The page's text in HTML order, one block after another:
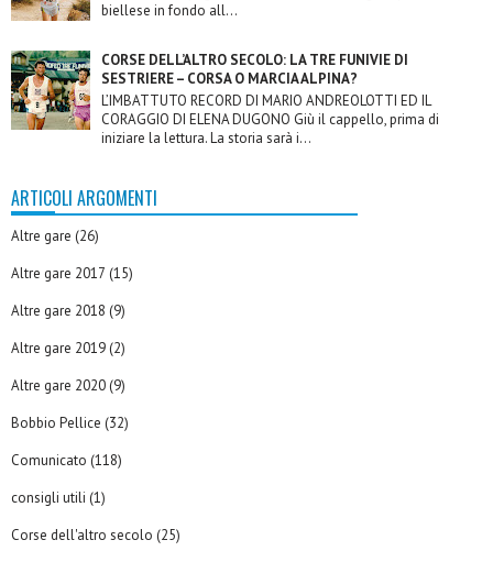
biellese in fondo all...
CORSE DELL’ALTRO SECOLO: LA TRE FUNIVIE DI
SESTRIERE – CORSA O MARCIA ALPINA?
L’IMBATTUTO RECORD DI MARIO ANDREOLOTTI ED IL
CORAGGIO DI ELENA DUGONO Giù il cappello, prima di
iniziare la lettura. La storia sarà i...
ARTICOLI ARGOMENTI
Altre gare (26)
Altre gare 2017 (15)
Altre gare 2018 (9)
Altre gare 2019 (2)
Altre gare 2020 (9)
Bobbio Pellice (32)
Comunicato (118)
consigli utili (1)
Corse dell'altro secolo (25)